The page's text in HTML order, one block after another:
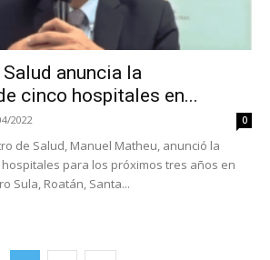
anuncia la
cinco hospitales en...
2022 0
de Salud, Manuel Matheu, anunció la
para los próximos tres años en
Sula, Roatán, Santa...